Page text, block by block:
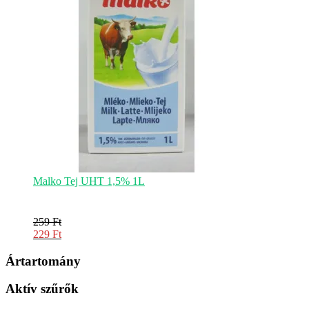
Malko Tej UHT 1,5% 1L
259Ft
Original
was:
229 Ft
price
229 Ft.
Ártartomány
Aktív szűrők